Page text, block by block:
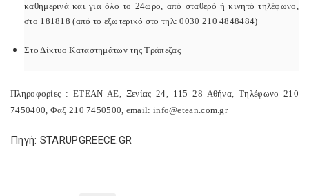
καθημερινά και για όλο το 24ωρο, από σταθερό ή κινητό τηλέφωνο,
στο 181818 (από το εξωτερικό στο τηλ: 0030 210 4848484)
Στο Δίκτυο Καταστημάτων της Τράπεζας
Πληροφορίες : ΕΤΕΑΝ ΑΕ, Ξενίας 24, 115 28 Αθήνα, Τηλέφωνο 210
7450400, Φαξ 210 7450500, email: info@etean.com.gr
Πηγή: STARUPGREECE.GR